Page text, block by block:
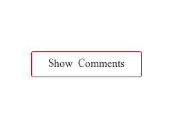
Show Comments